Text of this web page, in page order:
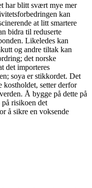
har blitt svært mye mer
kan
at litt smartere
bidra til reduserte
Likeledes kan
og andre tiltak kan
det norske
det importeres
soya er stikkordet. Det
kostholdet, setter derfor
Å bygge på dette på
risikoen det
å sikre en voksende